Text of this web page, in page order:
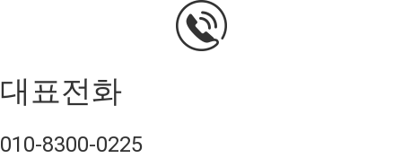
대표전화
010-8300-0225